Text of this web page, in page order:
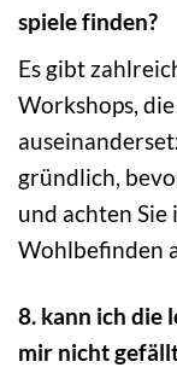
spiele finden?
Es gibt
Workshops,
gründlich,
und achten
Wohlbefinden
8. kann ich die
mir nicht